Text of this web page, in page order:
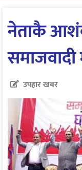
नेताकै
समाजवादी
उपहार खबर